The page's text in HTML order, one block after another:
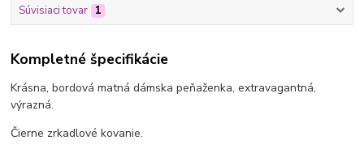
Súvisiaci tovar 1
Kompletné špecifikácie
Krásna, bordová matná dámska peňaženka, extravagantná,
výrazná.
Čierne zrkadlové kovanie.